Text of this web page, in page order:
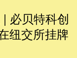
必贝特科创
纽交所挂牌